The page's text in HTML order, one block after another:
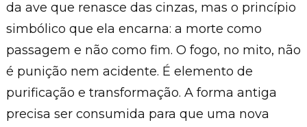
da ave que renasce das cinzas, mas o princípio
simbólico que ela encarna: a morte como
passagem e não como fim. O fogo, no mito, não
é punição nem acidente. É elemento de
purificação e transformação. A forma antiga
precisa ser consumida para que uma nova